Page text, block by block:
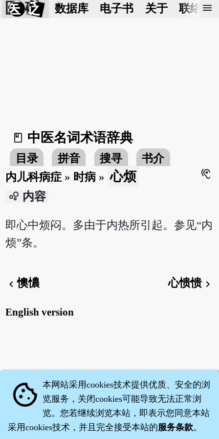
医 砭 数据库 电子书 关于 联络我
menu
book_2
中医名词术语辞典
目录 拼音 搜寻
书介
内儿科病症 » 时病 » 心烦
hearing
bubble_chart 内容
即心中烦闷。多由于内热所引起。参见“内
烦”条。
chevron_left懊憹 心愦愦chevron_right
English version
cookie 本网站采用cookies技术提供优质、安全的浏
览服务，关闭cookies可能导致无法正常浏
览。您若继续浏览本站，即表示您同意本站
采用cookies技术，并且完全接受本站的服务条款。